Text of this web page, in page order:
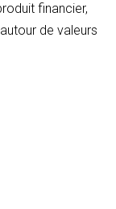
financier,
autour de valeurs